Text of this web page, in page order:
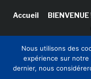
Accueil BIENVENUE
Copyright © 2026
Nous utilisons des
expérience sur notre
dernier, nous